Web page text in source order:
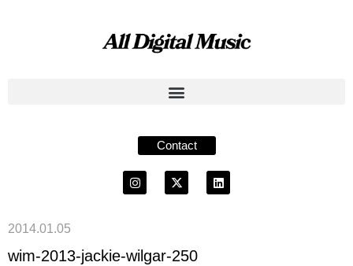
Contact
2014.01.05
wim-2013-jackie-wilgar-250